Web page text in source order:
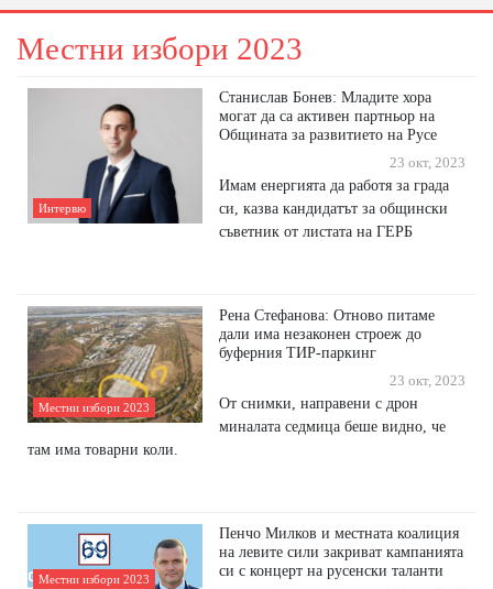
Местни избори 2023
Интервю
Станислав Бонев: Младите хора
могат да са активен партньор на
Общината за развитието на Русе
23 окт, 2023
Имам енергията да работя за града
си, казва кандидатът за общински
съветник от листата на ГЕРБ
Местни избори 2023
Рена Стефанова: Отново питаме
дали има незаконен строеж до
буферния ТИР-паркинг
23 окт, 2023
От снимки, направени с дрон
миналата седмица беше видно, че
там има товарни коли.
Местни избори 2023
Пенчо Милков и местната коалиция
на левите сили закриват кампанията
си с концерт на русенски таланти